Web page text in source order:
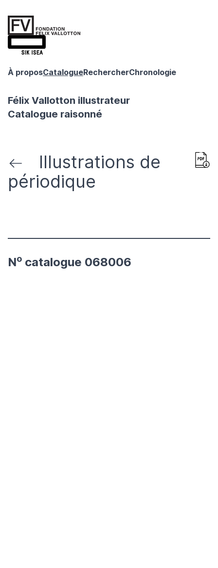
À proposCatalogueRechercherChronologie
Félix Vallotton illustrateur
Catalogue raisonné
Illustrations de
périodique
No catalogue 068006